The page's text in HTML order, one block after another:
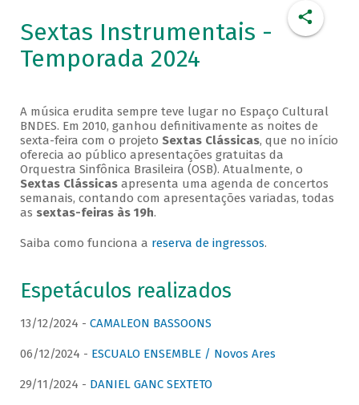
Sextas Instrumentais -
Temporada 2024
A música erudita sempre teve lugar no Espaço Cultural
BNDES. Em 2010, ganhou definitivamente as noites de
sexta-feira com o projeto Sextas Clássicas, que no início
oferecia ao público apresentações gratuitas da
Orquestra Sinfônica Brasileira (OSB). Atualmente, o
Sextas Clássicasapresenta uma agenda de concertos
semanais, contando com apresentações variadas, todas
as sextas-feiras às 19h.
Saiba como funciona a reserva de ingressos.
Espetáculos realizados
13/12/2024 - CAMALEON BASSOONS
06/12/2024 - ESCUALO ENSEMBLE / Novos Ares
29/11/2024 - DANIEL GANC SEXTETO